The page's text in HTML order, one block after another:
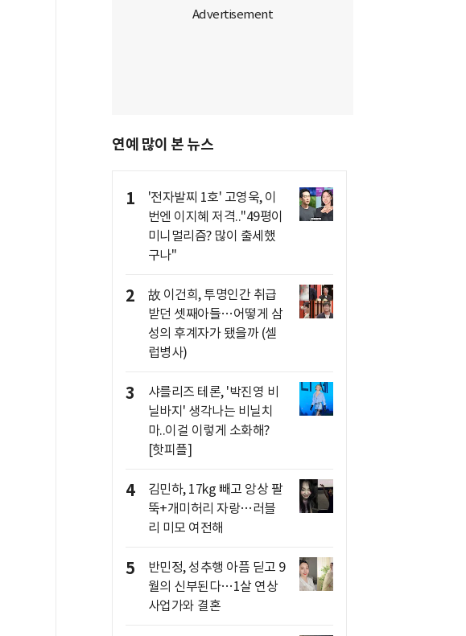
연예 많이 본 뉴스
1
'전자발찌 1호' 고영욱, 이
번엔 이지혜 저격.."49평이
미니멀리즘? 많이 출세했
구나"
2
故 이건희, 투명인간 취급
받던 셋째아들…어떻게 삼
성의 후계자가 됐을까 (셀
럽병사)
3
샤를리즈 테론, '박진영 비
닐바지' 생각나는 비닐치
마..이걸 이렇게 소화해?
[핫피플]
4
김민하, 17kg 빼고 앙상 팔
뚝+개미허리 자랑…러블
리 미모 여전해
5
반민정, 성추행 아픔 딛고 9
월의 신부된다…1살 연상
사업가와 결혼